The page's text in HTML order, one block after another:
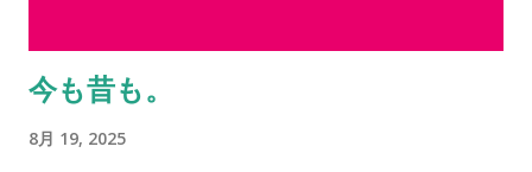
今も昔も。
8月 19, 2025